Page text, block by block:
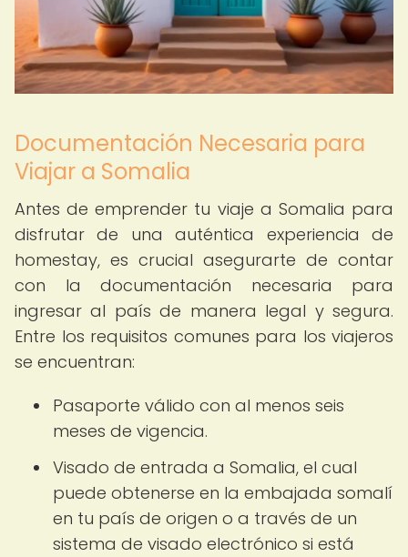
Documentación Necesaria para
Viajar a Somalia
Antes de emprender tu viaje a Somalia para
disfrutar de una auténtica experiencia de
homestay, es crucial asegurarte de contar
con la documentación necesaria para
ingresar al país de manera legal y segura.
Entre los requisitos comunes para los viajeros
se encuentran:
Pasaporte válido con al menos seis
meses de vigencia.
Visado de entrada a Somalia, el cual
puede obtenerse en la embajada somalí
en tu país de origen o a través de un
sistema de visado electrónico si está